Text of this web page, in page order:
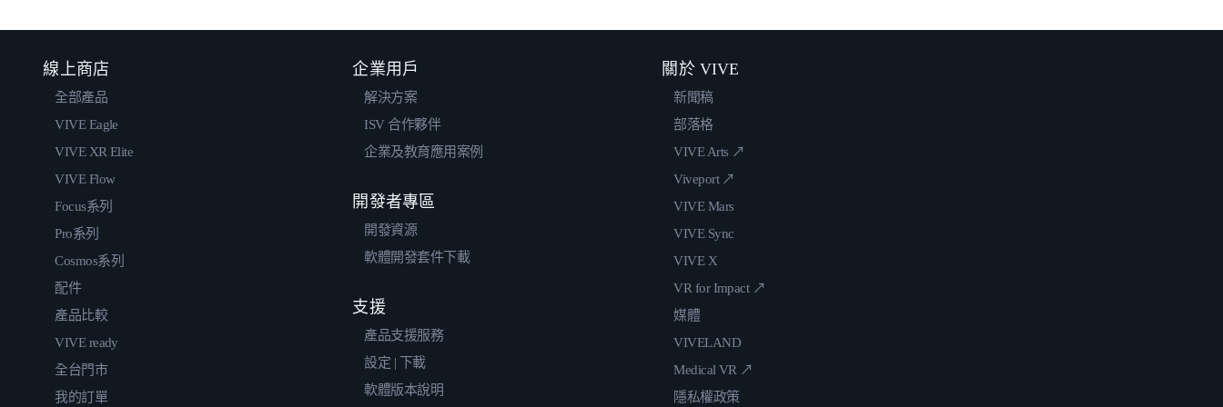
線上商店
全部產品
VIVE Eagle
VIVE XR Elite
VIVE Flow
Focus系列
Pro系列
Cosmos系列
配件
產品比較
VIVE ready
全台門市
我的訂單
企業用戶
解決方案
ISV 合作夥伴
企業及教育應用案例
開發者專區
開發資源
軟體開發套件下載
支援
產品支援服務
設定 | 下載
軟體版本說明
關於 VIVE
新聞稿
部落格
VIVE Arts ↗
Viveport ↗
VIVE Mars
VIVE Sync
VIVE X
VR for Impact ↗
媒體
VIVELAND
Medical VR ↗
隱私權政策